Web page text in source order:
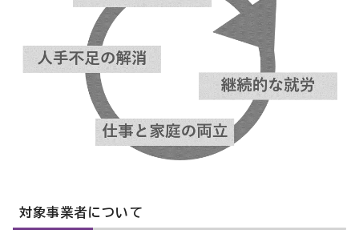
対象事業者について